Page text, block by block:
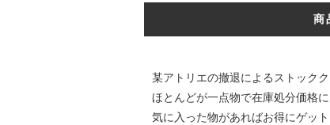
商
某アトリエの撤退によるストック
ほとんどが一点物で在庫処分価格
気に入った物があればお得にゲッ